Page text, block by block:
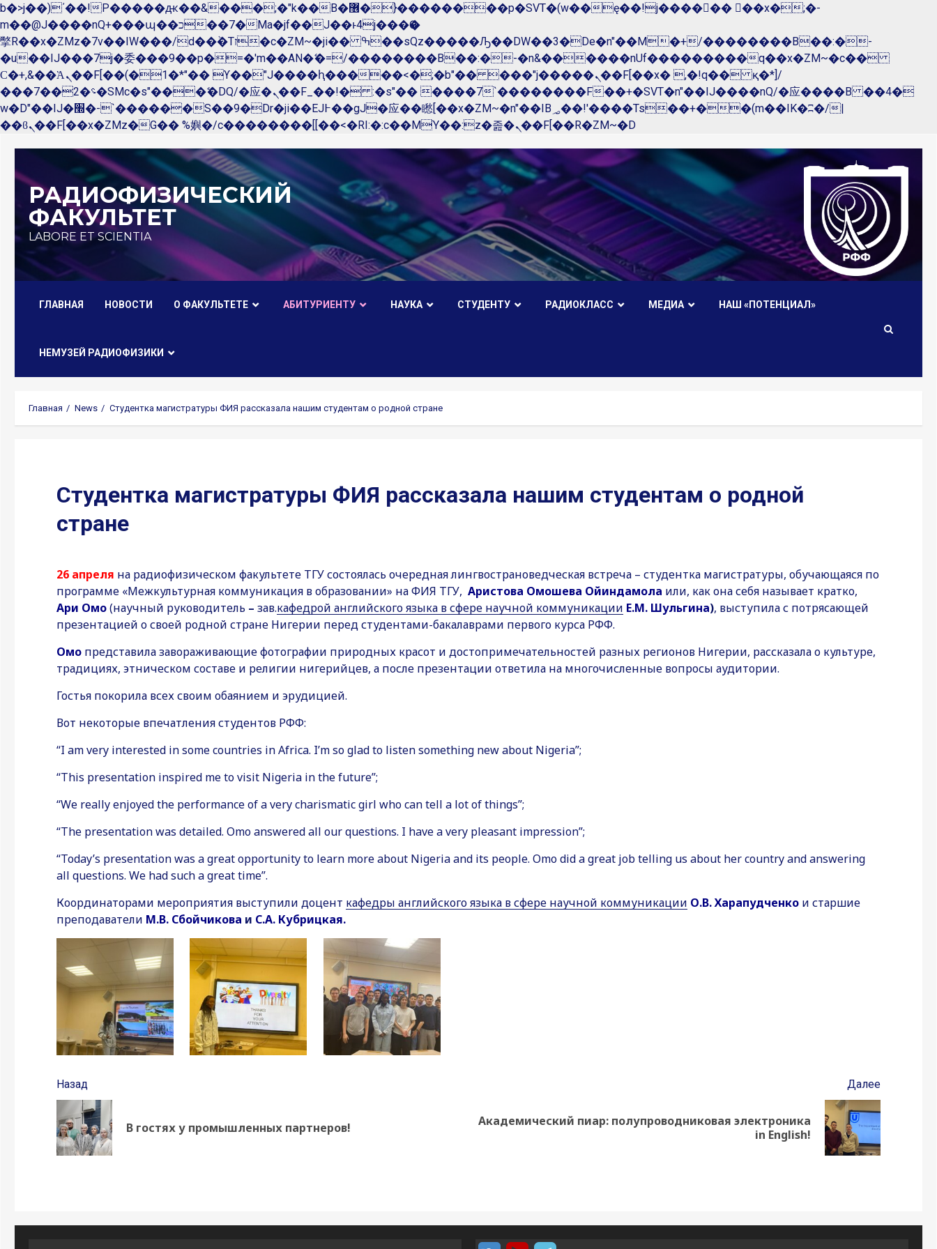
b�>j��)΄��!P�����ԫ��&���;�"k��B�޶�}��������p�SVT�(w��ę��!j������ ��x�;�-
m��@J����nQ+���պ��כ��7�Ma�jf��J��ͱ4j���Ѳ�
撆R��x�ZMz�7v��IW���/d��ٞ�Тז�c�ZM~�ji�� ߒ��sQz�����Ԡ��DW��3�De�n"��M�+/��������B��:�-
�u��IJ���7j�委���9��p�=�'m��AN�ޭ�=/��������B��:�-�n&������nUf���������q��x�ZM~�c��
Ϲ�+,&��Ὰܢ��F[��(�1�*"�� ϒ��"J����ԧ�����<�;�b"�� ���"j�����ܢ��F[��x� ,�!q�� қ�*]/
���؝�2��7�SMc�s"���ޭ�DQ/�应�ܢ��F_��!� :�s"�� ����7`��������F��+�SVT�n"��IJ����nQ/�应����B ��4�
w�D"��IJ�׭�-`������S��9�Dr�ji��EJ߅��gJ�应��矁[��x�ZM~�n"��IB؃��!'����Тѕ��+��(m��IK�ʭ�/|
��ϐܢ��F[��x�ZMz�G�� %嬩�/c��������[[��<�RI:�:c��MΎ��:z�졾�ܢ��F[��R�ZM~�D
к
содержимому
РАДИОФИЗИЧЕСКИЙ
ФАКУЛЬТЕТ
LABORE ET SCIENTIA
ГЛАВНАЯ НОВОСТИ О ФАКУЛЬТЕТЕ AБИТУРИЕНТУ НАУКА СТУДЕНТУ РАДИОКЛАСС МЕДИА НАШ «ПОТЕНЦИАЛ»
НЕМУЗЕЙ РАДИОФИЗИКИ
Главная News Студентка магистратуры ФИЯ рассказала нашим студентам о родной стране
Студентка магистратуры ФИЯ рассказала нашим студентам о родной
стране
26 апреля на радиофизическом факультете ТГУ состоялась очередная лингвострановедческая встреча – студентка магистратуры, обучающаяся по
программе «Межкультурная коммуникация в образовании» на ФИЯ ТГУ, Аристова Омошева Ойиндамола или, как она себя называет кратко,
Ари Омо(научный руководитель – зав.кафедрой английского языка в сфере научной коммуникации Е.М. Шульгина), выступила с потрясающей
презентацией о своей родной стране Нигерии перед студентами-бакалаврами первого курса РФФ.
Омо представила завораживающие фотографии природных красот и достопримечательностей разных регионов Нигерии, рассказала о культуре,
традициях, этническом составе и религии нигерийцев, а после презентации ответила на многочисленные вопросы аудитории.
Гостья покорила всех своим обаянием и эрудицией.
Вот некоторые впечатления студентов РФФ:
“I am very interested in some countries in Africa. I’m so glad to listen something new about Nigeria”;
“This presentation inspired me to visit Nigeria in the future”;
“We really enjoyed the performance of a very charismatic girl who can tell a lot of things”;
“The presentation was detailed. Omo answered all our questions. I have a very pleasant impression”;
“Today’s presentation was a great opportunity to learn more about Nigeria and its people. Omo did a great job telling us about her country and answering
all questions. We had such a great time”.
Координаторами мероприятия выступили доцент кафедры английского языка в сфере научной коммуникации О.В. Харапудченко и старшие
преподаватели М.В. Сбойчикова и С.А. Кубрицкая.
Продолжить
чтение
Назад
Предыдущая
В гостях у промышленных партнеров!
Далее
Следующая
Академический пиар: полупроводниковая электроника
in English!